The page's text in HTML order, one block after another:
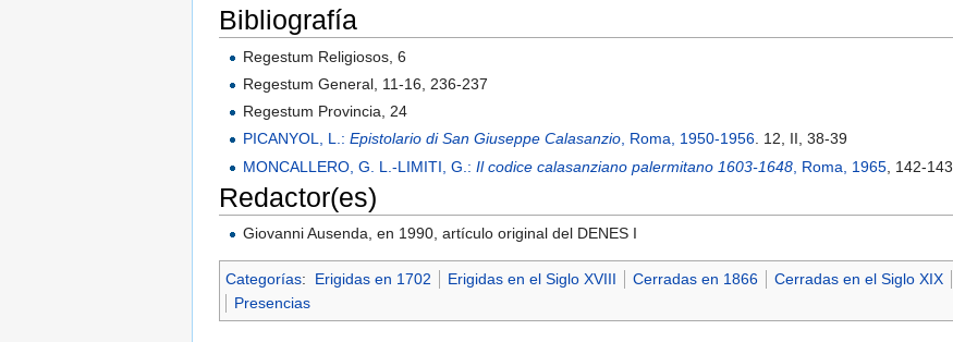
Bibliografía
Regestum Religiosos, 6
Regestum General, 11-16, 236-237
Regestum Provincia, 24
PICANYOL, L.:Epistolario di San Giuseppe Calasanzio, Roma, 1950-1956. 12, II, 38-39
MONCALLERO, G. L.-LIMITI, G.:Il codice calasanziano palermitano 1603-1648 , Roma, 1965 , 142-143.
Redactor(es)
Giovanni Ausenda, en 1990, artículo original del DENES I
Categorías: Erigidas en 1702 Erigidas en el Siglo XVIII Cerradas en 1866 Cerradas en el Siglo XIX
Presencias